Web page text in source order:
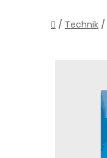
Startseite
/ Technik /